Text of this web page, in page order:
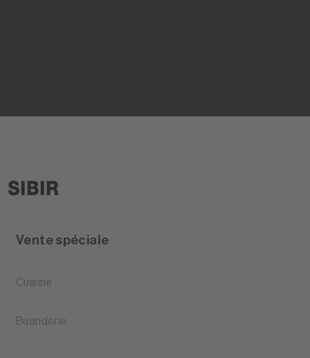
Vente spéciale
Cuisine
Buanderie